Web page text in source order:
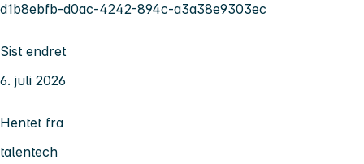
d1b8ebfb-d0ac-4242-894c-a3a38e9303ec
Sist endret
6. juli 2026
Hentet fra
talentech